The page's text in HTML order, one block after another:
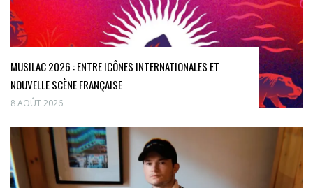
MUSILAC 2026 : ENTRE ICÔNES INTERNATIONALES ET
NOUVELLE SCÈNE FRANÇAISE
8 AOÛT 2026